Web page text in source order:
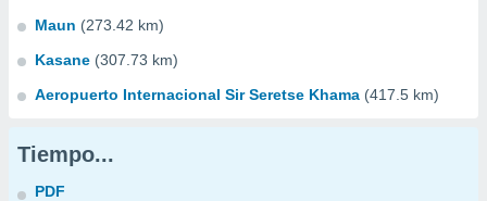
Maun (273.42 km)
Kasane (307.73 km)
Aeropuerto Internacional Sir Seretse Khama (417.5 km)
Tiempo...
PDF